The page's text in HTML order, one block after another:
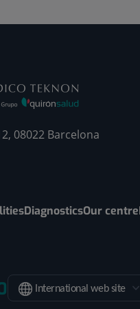
08022 Barcelona
DiagnosticsOur centre
International web site